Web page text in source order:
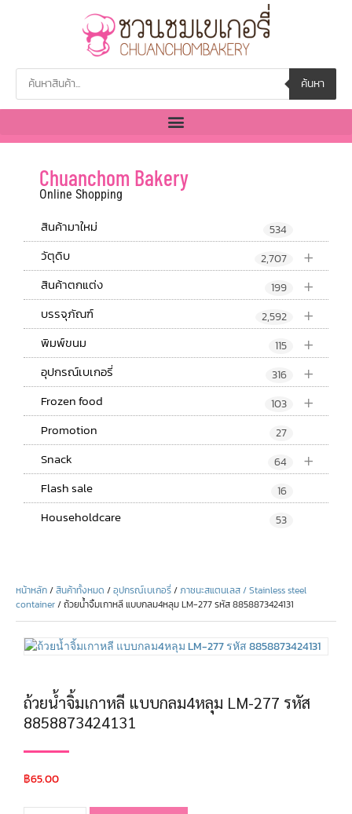
ค้นหา
Chuanchom Bakery
Online Shopping
สินค้ามาใหม่ 534
+
วัตุดิบ 2,707
+
สินค้าตกแต่ง 199
+
บรรจุภัณฑ์ 2,592
+
พิมพ์ขนม 115
+
อุปกรณ์เบเกอรี่ 316
+
Frozen food 103
Promotion 27
+
Snack 64
Flash sale 16
Householdcare 53
หน้าหลัก/สินค้าทั้งหมด /อุปกรณ์เบเกอรี่/ภาชนะสแตนเลส / Stainless steel
container/ ถ้วยน้ำจิ้มเกาหลี แบบกลม4หลุม LM-277 รหัส 8858873424131
ถ้วยน้ำจิ้มเกาหลี แบบกลม4หลุม LM-277 รหัส
8858873424131
฿65.00